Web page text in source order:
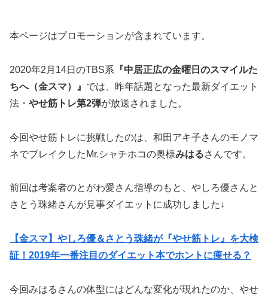
本ページはプロモーションが含まれています。
2020年2月14日のTBS系 『中居正広の金曜日のスマイルた
ちへ（金スマ）』 では、昨年話題となった最新ダイエット
法・ やせ筋トレ第2弾が放送されました。
今回やせ筋トレに挑戦したのは、和田アキ子さんのモノマ
ネでブレイクしたMr.シャチホコの奥様みはるさんです。
前回は考案者のとがわ愛さん指導のもと、やしろ優さんと
さとう珠緒さんが見事ダイエットに成功しました↓
【金スマ】やしろ優＆さとう珠緒が『やせ筋トレ』を大検
証！2019年一番注目のダイエット本でホントに痩せる？
今回みはるさんの体型にはどんな変化が現れたのか、やせ